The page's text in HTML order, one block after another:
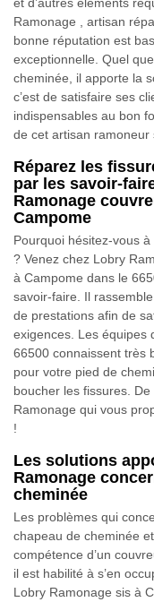
et d’autres éléments
Ramonage , artisan
bonne réputation est
exceptionnelle. Quel
cheminée, il apporte la
c’est de satisfaire ses
indispensables au bon
de cet artisan
Réparez les
par les savoir-
Ramonage
Campome
Pourquoi hésitez-vous
? Venez chez Lobry
à Campome dans le
savoir-faire. Il
de prestations afin de
exigences. Les équipes
66500 connaissent très
pour votre pied de
boucher les fissures.
Ramonage qui vous
!
Les solutions
Ramonage
cheminée
Les problèmes qui
chapeau de cheminée
compétence d’un
il est habilité à s’en
Lobry Ramonage sis à